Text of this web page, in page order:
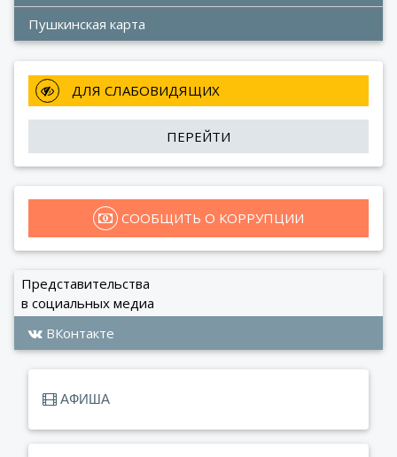
Пушкинская карта
ДЛЯ СЛАБОВИДЯЩИХ
ПЕРЕЙТИ
СООБЩИТЬ О КОРРУПЦИИ
Представительства
в социальных медиа
ВКонтакте
АФИША